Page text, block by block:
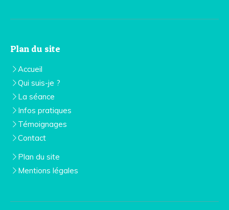
Plan du site
Accueil
Qui suis-je ?
La séance
Infos pratiques
Témoignages
Contact
Plan du site
Mentions légales